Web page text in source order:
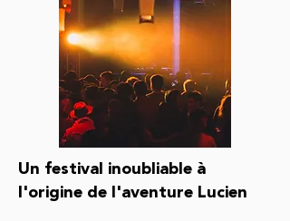
Un festival inoubliable à
l'origine de l'aventure Lucien